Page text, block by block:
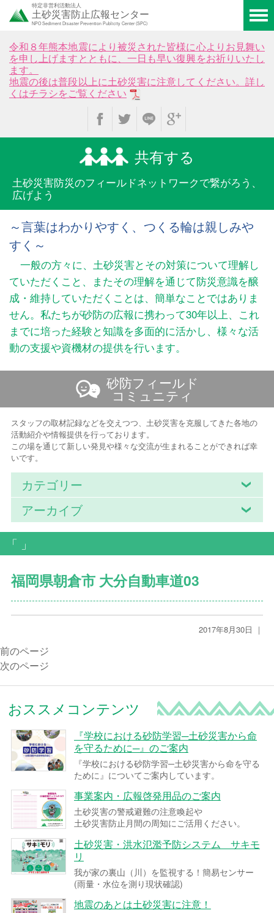
特定非営利活動法人
土砂災害防止広報センター
NPO Sediment Disaster Prevention Publicity Center (SPC)
令和８年熊本地震により被災された皆様に心よりお見舞い
を申し上げますとともに、一日も早い復興をお祈りいたし
ます。
地震の後は普段以上に土砂災害に注意してください。詳し
くはチラシをご覧ください
共有する
土砂災害防災のフィールドネットワークで繋がろう、
広げよう
～言葉はわかりやすく、つくる輪は親しみや
すく～
一般の方々に、土砂災害とその対策について理解し
ていただくこと、またその理解を通じて防災意識を醸
成・維持していただくことは、簡単なことではありま
せん。私たちが砂防の広報に携わって30年以上、これ
までに培った経験と知識を多面的に活かし、様々な活
動の支援や資機材の提供を行います。
砂防フィールド
コミュニティ
スタッフの取材記録などを交えつつ、土砂災害を克服してきた各地の
活動紹介や情報提供を行っております。
この場を通じて新しい発見や様々な交流が生まれることができれば幸
いです。
カテゴリー
アーカイブ
「 」
福岡県朝倉市 大分自動車道03
2017年8月30日 ｜
前のページ
次のページ
おススメコンテンツ
『学校における砂防学習─土砂災害から命
を守るために─』のご案内
『学校における砂防学習─土砂災害から命を守る
ために』についてご案内しています。
事業案内・広報啓発用品のご案内
土砂災害の警戒避難の注意喚起や
土砂災害防止月間の周知にご活用ください。
土砂災害・洪水氾濫予防システム サキモ
リ
我が家の裏山（川）を監視する！簡易センサー
(雨量・水位を測り現状確認)
地震のあとは土砂災害に注意！